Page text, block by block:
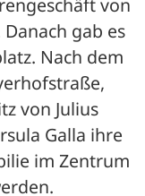
gab es
Nach dem
von Julius
Galla ihre
im Zentrum